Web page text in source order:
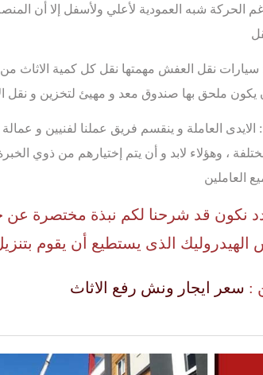
الحركة شبه العمودية لأعلي ولأسفل إلا أن
: سيارات نقل العفش مهمتها نقل كل كمية الاثاث
يكون ملحق بها صندوق معد و مهيئ لتخزين و نقل
: الايدى العاملة و ينقسم فريق عملنا لفنيين و
، وهؤلاء لابد و أن يتم إختيارهم من ذوي
العاملين
نكون قد شرحنا لكم نبذة مختصرة
الهيدروليك الذى يستطيع أن يقوم
: سعر ايجار ونش رفع الاثاث